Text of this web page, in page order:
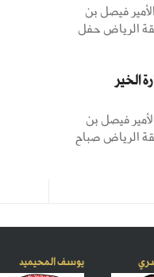
فيصل بن
الرياض حفل
الخير
فيصل بن
الرياض صباح
يوسف المحيميد